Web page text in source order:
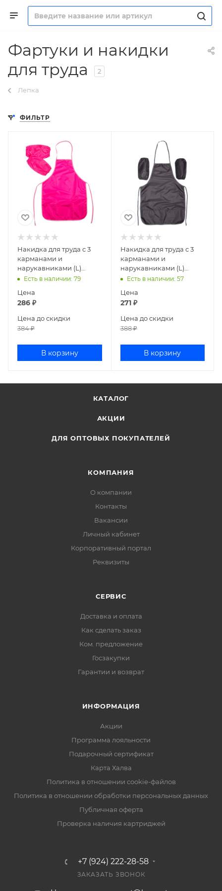
Фартуки и накидки
для труда
2
Лепка
ФИЛЬТР
Накидка для труда с 3
карманами и
нарукавниками (L)
deVENTE розовый
Есть в наличии: 79
Цена
286 ₽
Цена до скидки
384₽
В корзину
Накидка для труда с 3
карманами и
нарукавниками (L)
deVENTE серый 7042022
Есть в наличии: 57
Цена
271₽
Цена до скидки
388₽
В корзину
КАТАЛОГ
АКЦИИ
ДЛЯ ОПТОВЫХ ПОКУПАТЕЛЕЙ
КОМПАНИЯ
О компании
Контакты
Вакансии
Личный кабинет
Корпоративный портал
Реквизиты
СЕРВИС
Доставка и оплата
Как сделать заказ
Ком. предложение
Госзакупки
Гарантии и возврат
ИНФОРМАЦИЯ
Акции
Программа лояльности
Подарочный сертификат
Карта Халва
Политика в отношении cookie-файлов
Политика в отношении обработки персональных данных
Публичная оферта
Проверка наличия картриджей
+7 (924) 222-28-58
ЗАКАЗАТЬ ЗВОНОК